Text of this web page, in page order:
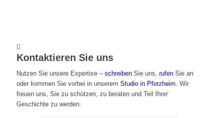
Kontaktieren Sie uns
Nutzen Sie unsere Expertise – schreibenSie uns, rufenSie an
oder kommen Sie vorbei in unserem Studio in Pforzheim. Wir
freuen uns, Sie zu schützen, zu beraten und Teil Ihrer
Geschichte zu werden.